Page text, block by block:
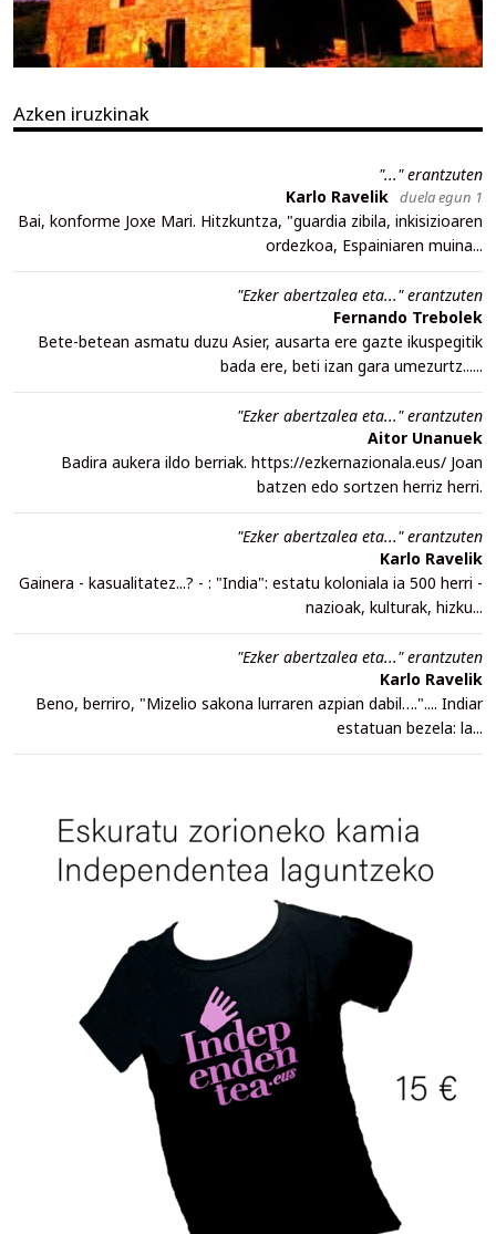
Azken iruzkinak
"..." erantzuten
Karlo Ravelik duela egun 1
Bai, konforme Joxe Mari. Hitzkuntza, "guardia zibila, inkisizioaren
ordezkoa, Espainiaren muina...
"Ezker abertzalea eta..." erantzuten
Fernando Trebolek
Bete-betean asmatu duzu Asier, ausarta ere gazte ikuspegitik
bada ere, beti izan gara umezurtz......
"Ezker abertzalea eta..." erantzuten
Aitor Unanuek
Badira aukera ildo berriak. https://ezkernazionala.eus/ Joan
batzen edo sortzen herriz herri.
"Ezker abertzalea eta..." erantzuten
Karlo Ravelik
Gainera - kasualitatez...? - : "India": estatu koloniala ia 500 herri -
nazioak, kulturak, hizku...
"Ezker abertzalea eta..." erantzuten
Karlo Ravelik
Beno, berriro, "Mizelio sakona lurraren azpian dabil….".... Indiar
estatuan bezela: la...